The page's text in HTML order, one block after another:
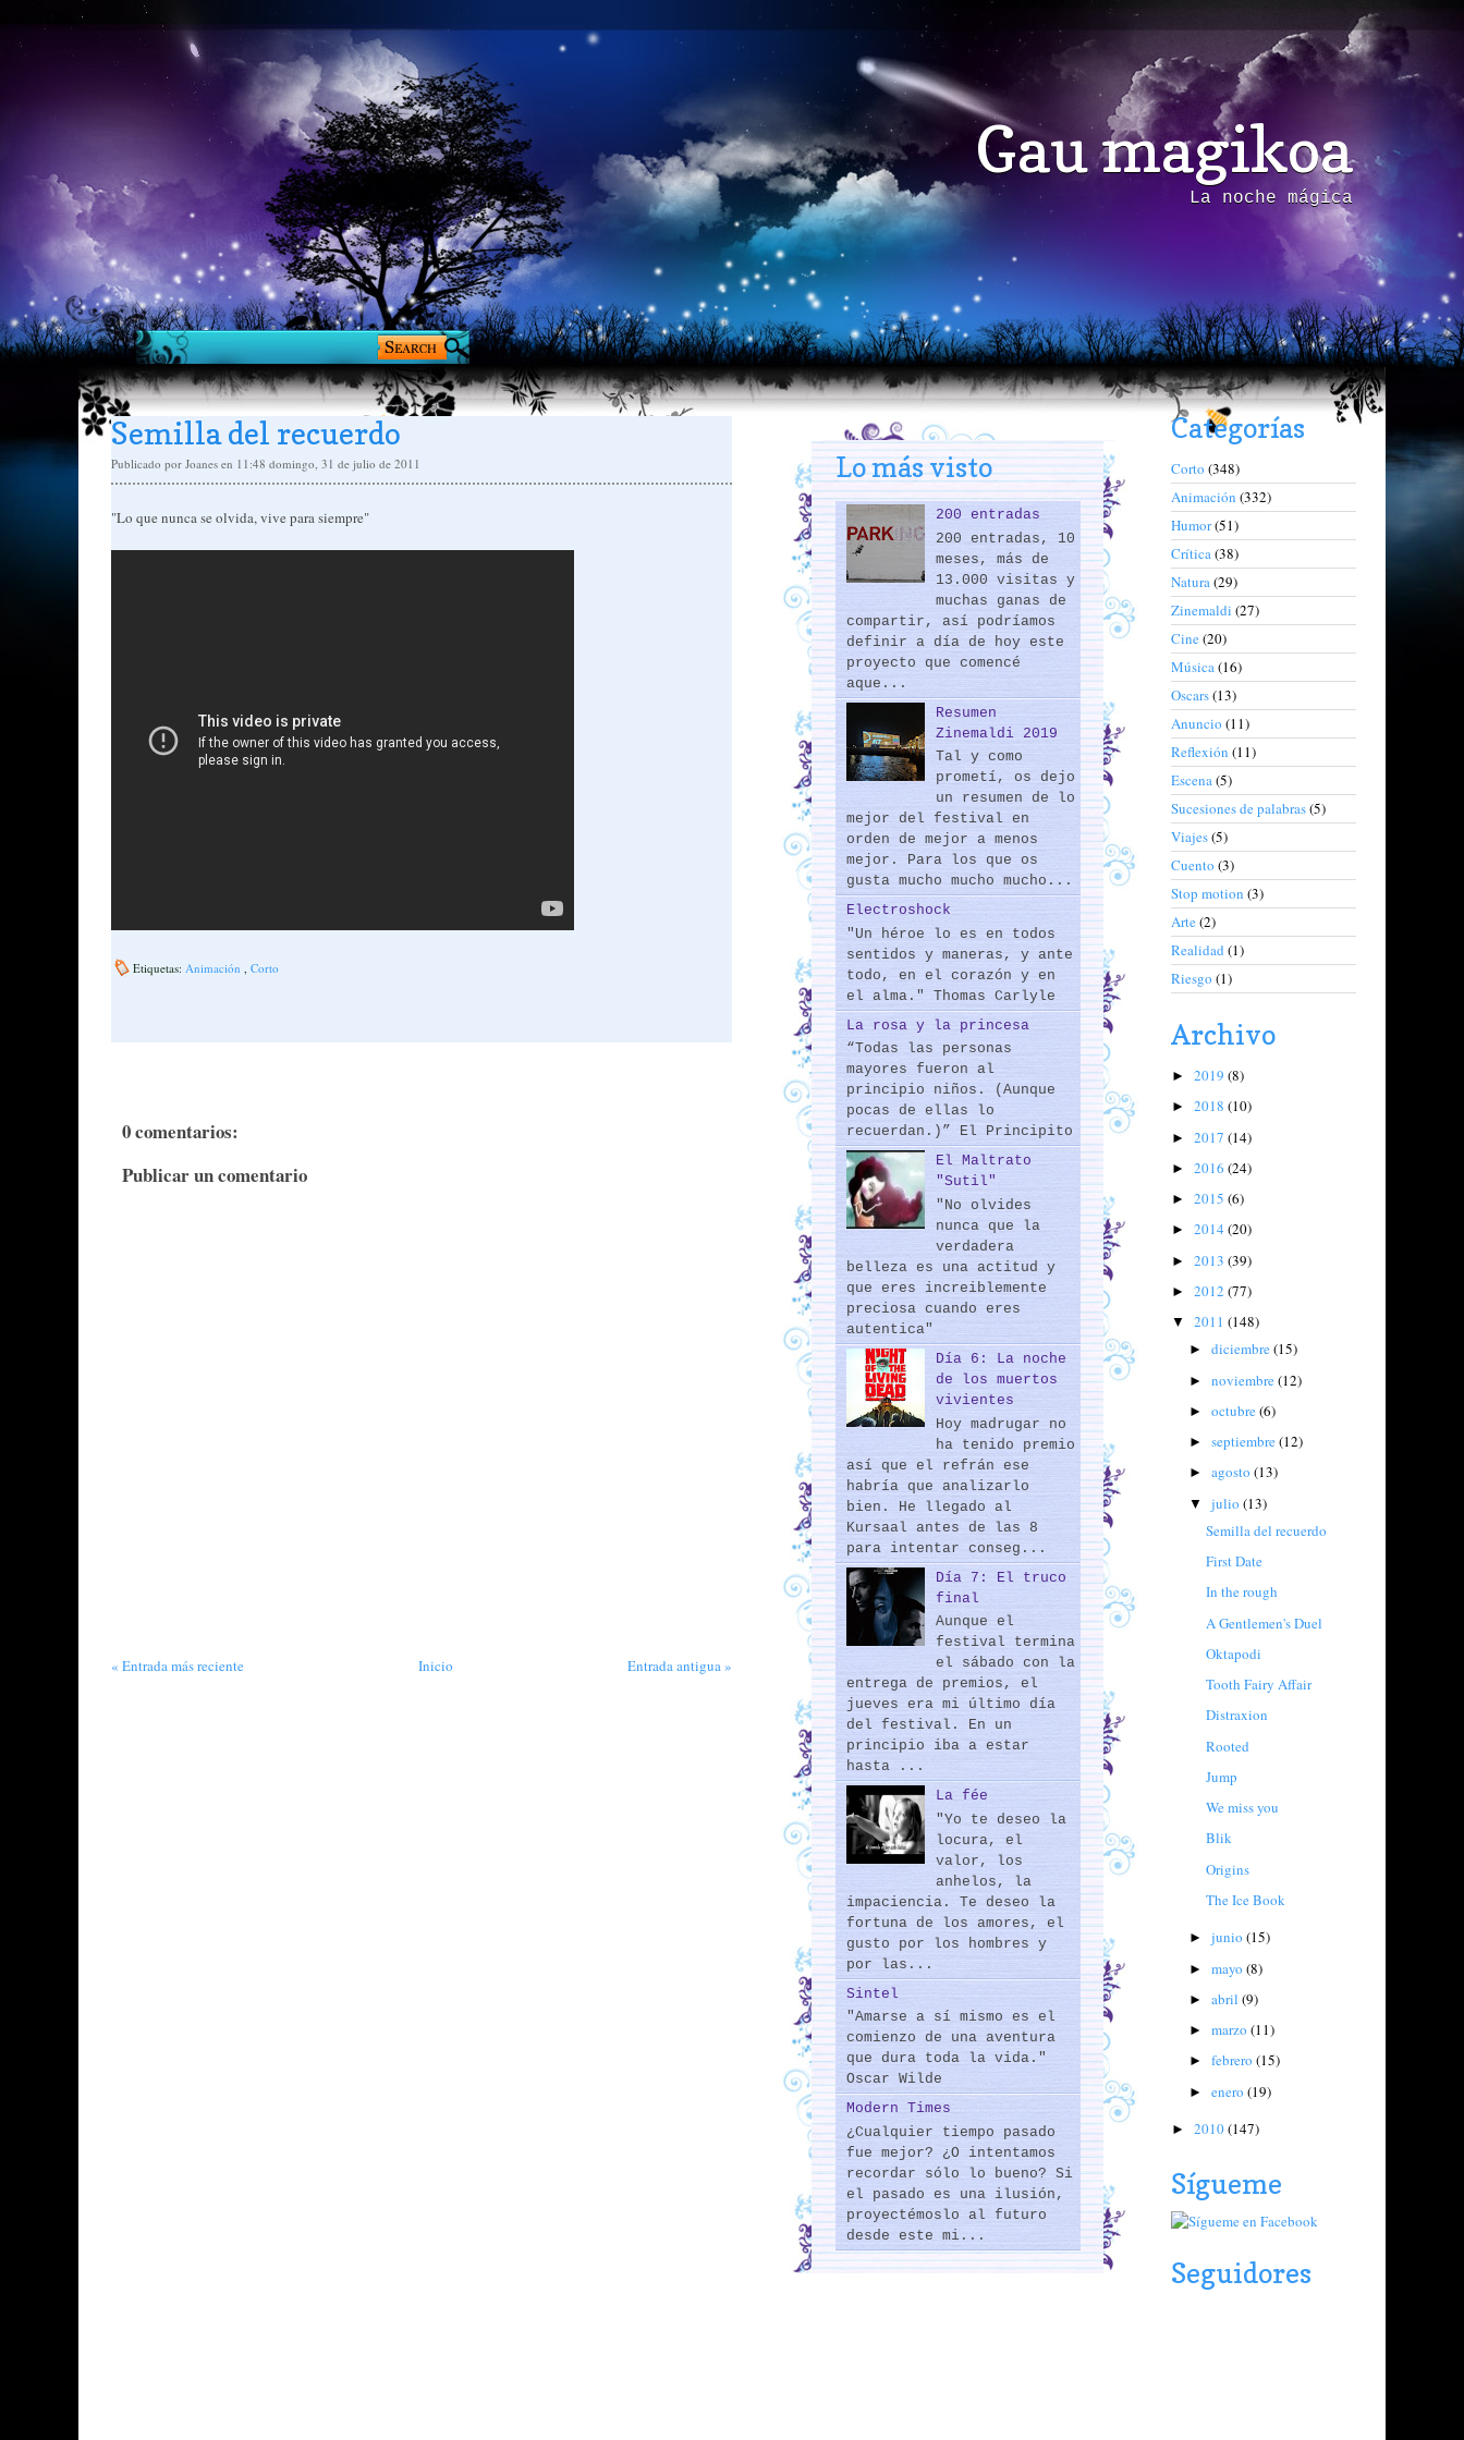
Gau magikoa
La noche mágica
Semilla del recuerdo
Publicado por Joanes en 11:48 domingo, 31 de julio de 2011
"Lo que nunca se olvida, vive para siempre"
Etiquetas: Animación Corto
0 comentarios:
Publicar un comentario
« Entrada más reciente Entrada antigua »
Inicio
Lo más visto
200 entradas
200 entradas, 10
meses, más de
13.000 visitas y
muchas ganas de
compartir, así podríamos
definir a día de hoy este
proyecto que comencé
aque...
Resumen
Zinemaldi 2019
Tal y como
prometí, os dejo
un resumen de lo
mejor del festival en
orden de mejor a menos
mejor. Para los que os
gusta mucho mucho mucho...
Electroshock
"Un héroe lo es en todos
sentidos y maneras, y ante
todo, en el corazón y en
el alma." Thomas Carlyle
La rosa y la princesa
“Todas las personas
mayores fueron al
principio niños. (Aunque
pocas de ellas lo
recuerdan.)” El Principito
El Maltrato
"Sutil"
"No olvides
nunca que la
verdadera
belleza es una actitud y
que eres increiblemente
preciosa cuando eres
autentica"
Día 6: La noche
de los muertos
vivientes
Hoy madrugar no
ha tenido premio
así que el refrán ese
habría que analizarlo
bien. He llegado al
Kursaal antes de las 8
para intentar conseg...
Día 7: El truco
final
Aunque el
festival termina
el sábado con la
entrega de premios, el
jueves era mi último día
del festival. En un
principio iba a estar
hasta ...
La fée
"Yo te deseo la
locura, el
valor, los
anhelos, la
impaciencia. Te deseo la
fortuna de los amores, el
gusto por los hombres y
por las...
Sintel
"Amarse a sí mismo es el
comienzo de una aventura
que dura toda la vida."
Oscar Wilde
Modern Times
¿Cualquier tiempo pasado
fue mejor? ¿O intentamos
recordar sólo lo bueno? Si
el pasado es una ilusión,
proyectémoslo al futuro
desde este mi...
Categorías
Corto (348)
Animación (332)
Humor(51)
Crítica(38)
Natura(29)
Zinemaldi (27)
Cine(20)
Música(16)
Oscars(13)
Anuncio (11)
Reflexión (11)
Escena(5)
Sucesiones de palabras(5)
Viajes(5)
Cuento (3)
Stop motion (3)
Arte(2)
Realidad (1)
Riesgo (1)
Archivo
► 2019 (8)
► 2018 (10)
► 2017 (14)
► 2016 (24)
► 2015 (6)
► 2014 (20)
► 2013 (39)
► 2012 (77)
▼ 2011 (148)
► diciembre(15)
► noviembre(12)
► octubre(6)
► septiembre(12)
► agosto (13)
▼ julio (13)
Semilla del recuerdo
First Date
In the rough
A Gentlemen's Duel
Oktapodi
Tooth Fairy Affair
Distraxion
Rooted
Jump
We miss you
Blik
Origins
The Ice Book
► junio (15)
► mayo (8)
► abril (9)
► marzo (11)
► febrero (15)
► enero (19)
► 2010(147)
Sígueme
Seguidores